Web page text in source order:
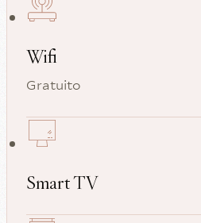
Wifi
Gratuito
Smart TV